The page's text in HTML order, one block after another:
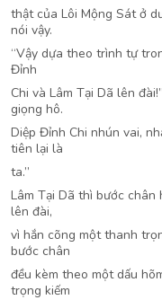
thật của Lôi Mộng Sát ở
nói vậy.
“Vậy dựa theo trình tự
Đỉnh
Chi và Lâm Tại Dã lên
giọng hô.
Diệp Đỉnh Chi nhún vai,
tiên lại là
ta.”
Lâm Tại Dã thì bước chân
lên đài,
vì hắn cõng một thanh
bước chân
đều kèm theo một dấu
trọng kiếm